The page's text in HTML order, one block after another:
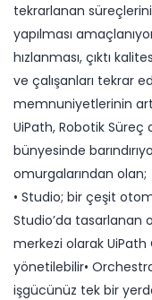
tekrarlanan
yapılması
hızlanması, çıktı
ve çalışanları tekrar
memnuniyetlerinin
UiPath, Robotik
bünyesinde
omurgalarından olan;
• Studio; bir çeşit
Studio’da tasarlanan
merkezi olarak
yönetilebilir•
işgücünüz tek bir